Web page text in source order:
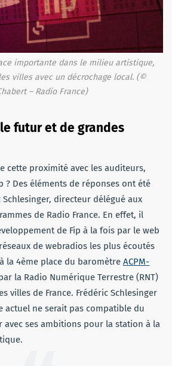
importante dans le milieu artistique,
villes avec un décrochage local. (©
– Radio France)
futur et de grandes
cette proximité avec les auditeurs,
? Des éléments de réponses ont été
directeur délégué aux
de Radio France. En effet, il
de Fip à la fois par le web
de webradios les plus écoutés
la 4ème place du baromètre ACPM-
la Radio Numérique Terrestre (RNT)
villes de France. Frédéric Schlesinger
actuel ne serait pas compatible du
avec ses ambitions pour la station à la